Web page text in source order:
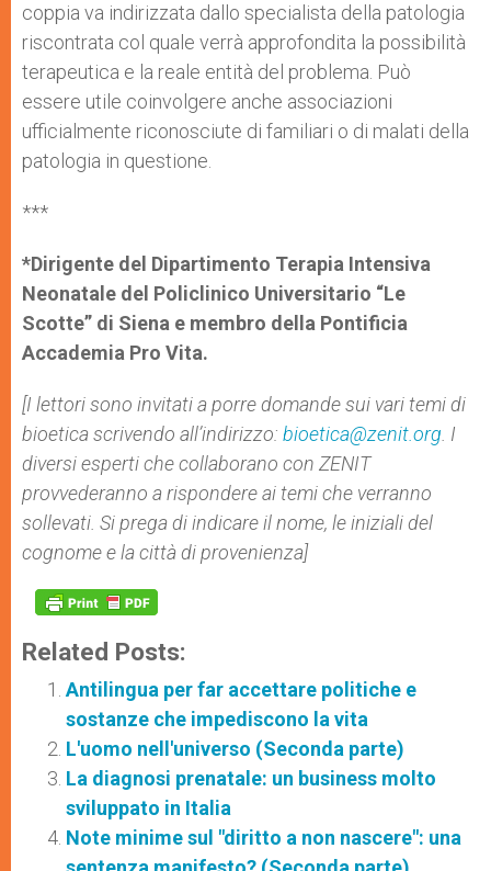
coppia va indirizzata dallo specialista della patologia
riscontrata col quale verrà approfondita la possibilità
terapeutica e la reale entità del problema. Può
essere utile coinvolgere anche associazioni
ufficialmente riconosciute di familiari o di malati della
patologia in questione.
***
*Dirigente del Dipartimento Terapia Intensiva
Neonatale del Policlinico Universitario “Le
Scotte” di Siena e membro della Pontificia
Accademia Pro Vita.
[I lettori sono invitati a porre domande sui vari temi di
bioetica scrivendo all’indirizzo: bioetica@zenit.org . I
diversi esperti che collaborano con ZENIT
provvederanno a rispondere ai temi che verranno
sollevati. Si prega di indicare il nome, le iniziali del
cognome e la città di provenienza]
Related Posts:
Antilingua per far accettare politiche e
sostanze che impediscono la vita
L'uomo nell'universo (Seconda parte)
La diagnosi prenatale: un business molto
sviluppato in Italia
Note minime sul "diritto a non nascere": una